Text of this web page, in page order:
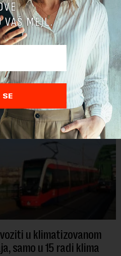
u klimatizovanom
samo u 15 radi klima
VAŠ MEJL.
SE